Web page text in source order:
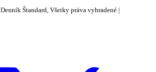
Denník Štandard, Všetky práva vyhradené |